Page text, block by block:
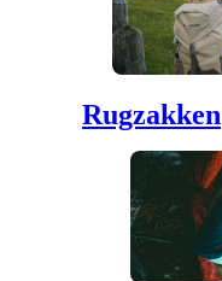
Rugzakken